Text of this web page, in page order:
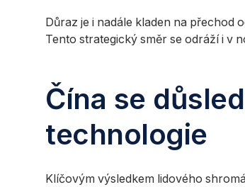
Důraz je i nadále kladen na přechod
Tento strategický směr se odráží i v
Čína se
technologie
Klíčovým výsledkem lidového